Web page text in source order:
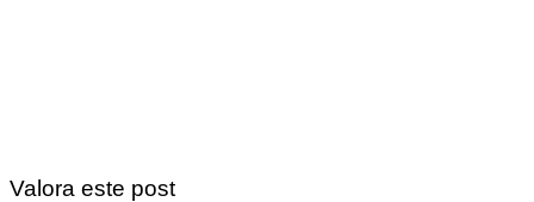
Valora este post